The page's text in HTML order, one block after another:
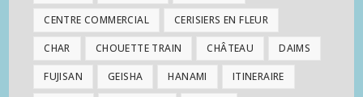
CENTRE COMMERCIAL CERISIERS EN FLEUR
CHAR CHOUETTE TRAIN CHÂTEAU DAIMS
FUJISAN GEISHA HANAMI ITINERAIRE